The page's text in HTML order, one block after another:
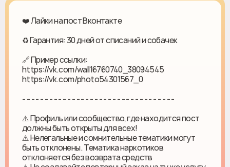
❤️ Лайки на пост Вконтакте
♻ Гарантия: 30 дней от списаний и собачек
🔗 Пример ссылки:
https://vk.com/wall16760740_38094545
https://vk.com/photo54301567_0
- - - - - - - - - - - - - - - - - - - - - - - - - - - - - - - - - -
⚠️ Профиль или сообщество, где находится пост
должны быть открыты для всех!
⚠️ Нелегальные и сомнительные тематики могут
быть отклонены. Тематика наркотиков
отклоняется без возврата средств